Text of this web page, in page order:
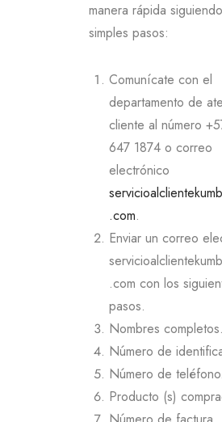
manera rápida
simples pasos:
Comunícate con el
departamento de
cliente al número
647 1874 o correo
electrónico
.com.
Enviar un correo
.com con los
pasos.
Nombres completos.
Número de
Número de teléfono.
Producto (s)